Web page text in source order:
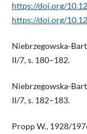
https://doi.org/
https://doi.org/
Niebrzegowska-
II/7, s. 180–182.
Niebrzegowska-
II/7, s. 182–183.
Propp W., 1928/